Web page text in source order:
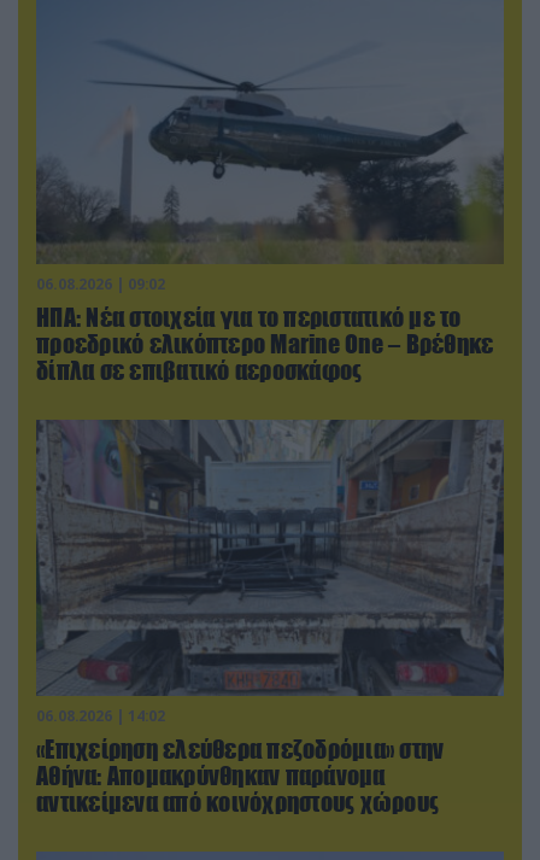
06.08.2026 | 09:02
ΗΠΑ: Nέα στοιχεία για το περιστατικό με το
προεδρικό ελικόπτερο Marine One – Βρέθηκε
δίπλα σε επιβατικό αεροσκάφος
06.08.2026 | 14:02
«Επιχείρηση ελεύθερα πεζοδρόμια» στην
Αθήνα: Απομακρύνθηκαν παράνομα
αντικείμενα από κοινόχρηστους χώρους